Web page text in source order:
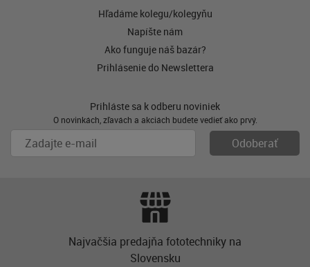
Hľadáme kolegu/kolegyňu
Napíšte nám
Ako funguje náš bazár?
Prihlásenie do Newslettera
Prihláste sa k odberu noviniek
O novinkách, zľavách a akciách budete vedieť ako prvý.
Najvačšia predajňa fototechniky na
Slovensku